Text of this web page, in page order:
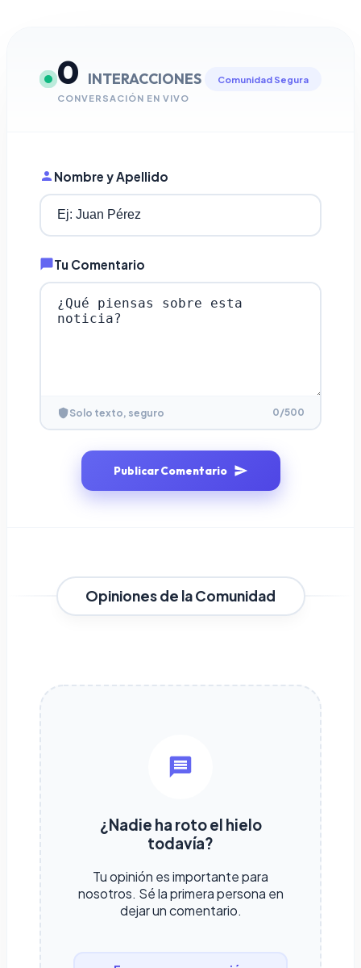
0 INTERACCIONES
CONVERSACIÓN EN VIVO
Comunidad Segura
Nombre y Apellido
Tu Comentario
Solo texto, seguro 0/500
Publicar Comentario
Opiniones de la Comunidad
¿Nadie ha roto el hielo
todavía?
Tu opinión es importante para
nosotros. Sé la primera persona en
dejar un comentario.